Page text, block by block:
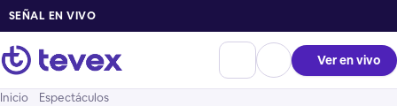
SEÑAL EN VIVO
Ver en vivo
Inicio Espectáculos